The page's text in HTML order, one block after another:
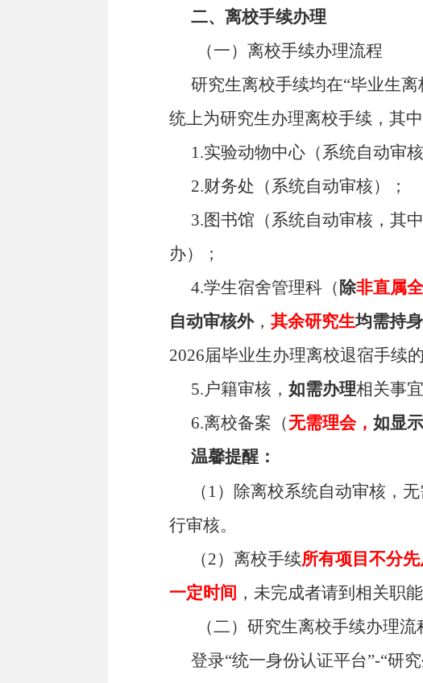
二、离校手续办理
（一）离校手续办理流程
研究生离校手续均在“毕业生
统上为研究生办理离校手续，其中
1.实验动物中心（系统自动审核
2.财务处（系统自动审核）；
3.图书馆（系统自动审核，其
办）；
4.学生宿舍管理科（ 除非直属
自动审核外， 其余研究生均需持
2026届毕业生办理离校退宿手续
5.户籍审核， 如需办理相关事
6.离校备案（无需理会， 如显
温馨提醒：
（1）除离校系统自动审核，
行审核。
（2）离校手续所有项目不分
一定时间 ，未完成者请到相关职
（二）研究生离校手续办理
登录“统一身份认证平台”-“研